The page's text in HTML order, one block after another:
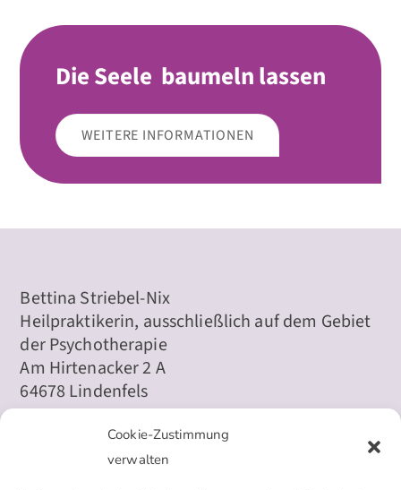
Cookie-Zustimmung
verwalten
Die Seele baumeln lassen
WEITERE INFORMATIONEN
Bettina Striebel-Nix
Heilpraktikerin, ausschließlich auf dem Gebiet
der Psychotherapie
Am Hirtenacker 2 A
64678 Lindenfels
Telefon: 06255 44177
info@modernepsychologie.de